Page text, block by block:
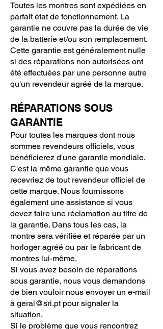
Toutes les montres sont expédiées en
parfait état de fonctionnement. La
garantie ne couvre pas la durée de vie
de la batterie et/ou son remplacement.
Cette garantie est généralement nulle
si des réparations non autorisées ont
été effectuées par une personne autre
qu'un revendeur agréé de la marque.
RÉPARATIONS SOUS
GARANTIE
Pour toutes les marques dont nous
sommes revendeurs officiels, vous
bénéficierez d'une garantie mondiale.
C'est la même garantie que vous
recevriez de tout revendeur officiel de
cette marque. Nous fournissons
également une assistance si vous
devez faire une réclamation au titre de
la garantie. Dans tous les cas, la
montre sera vérifiée et réparée par un
horloger agréé ou par le fabricant de
montres lui-même.
Si vous avez besoin de réparations
sous garantie, nous vous demandons
de bien vouloir nous envoyer un e-mail
à geral@sri.ptpour signaler la
situation.
Si le problème que vous rencontrez